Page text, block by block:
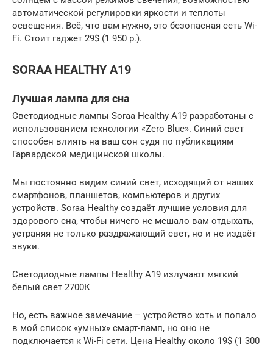
автоматической регулировки яркости и теплоты
освещения. Всё, что вам нужно, это безопасная сеть Wi-
Fi. Стоит гаджет 29$ (1 950 р.).
SORAA HEALTHY A19
Лучшая лампа для сна
Светодиодные лампы Soraa Healthy A19 разработаны с
использованием технологии «Zero Blue». Синий свет
способен влиять на ваш сон судя по публикациям
Гарвардской медицинской школы.
Мы постоянно видим синий свет, исходящий от наших
смартфонов, планшетов, компьютеров и других
устройств. Soraa Healthy создаёт лучшие условия для
здорового сна, чтобы ничего не мешало вам отдыхать,
устраняя не только раздражающий свет, но и не издаёт
звуки.
Светодиодные лампы Healthy A19 излучают мягкий
белый свет 2700К
Но, есть важное замечание – устройство хоть и попало
в мой список «умных» смарт-ламп, но оно не
подключается к Wi-Fi сети. Цена Healthy около 19$ (1 300